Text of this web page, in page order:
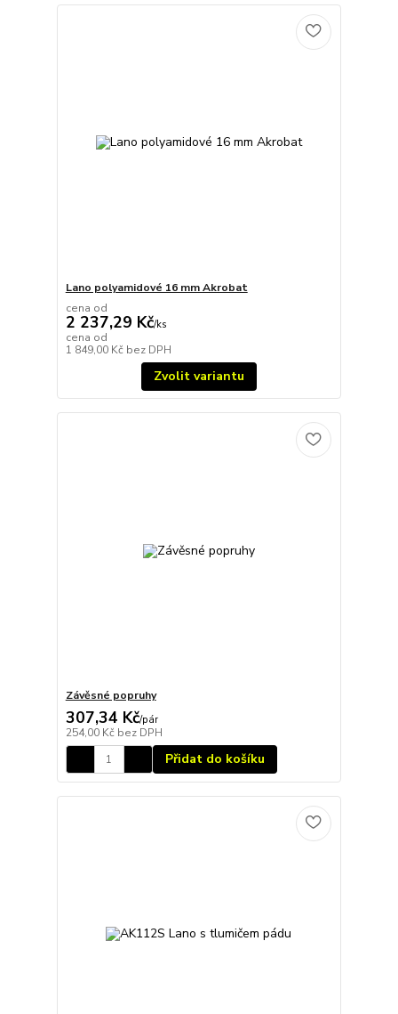
Lano polyamidové 16 mm Akrobat
cena od
2 237,29 Kč/ks
cena od
1 849,00 Kč bez DPH
Zvolit variantu
Závěsné popruhy
307,34 Kč/pár
254,00 Kč bez DPH
Přidat do košíku